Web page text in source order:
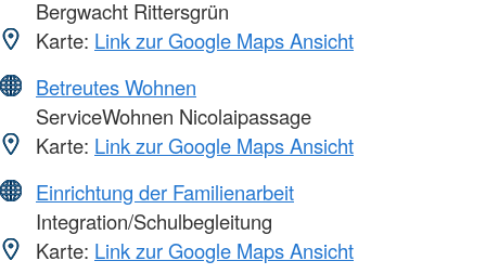
Bergwacht Rittersgrün
Karte: Link zur Google Maps Ansicht
Betreutes Wohnen
ServiceWohnen Nicolaipassage
Karte: Link zur Google Maps Ansicht
Einrichtung der Familienarbeit
Integration/Schulbegleitung
Karte: Link zur Google Maps Ansicht